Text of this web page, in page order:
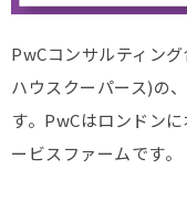
PwCコンサルティン
ハウスクーパース)の
す。PwCはロンドン
ービスファームです。